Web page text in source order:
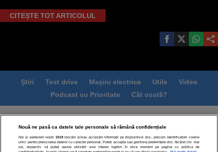
CITEȘTE TOT ARTICOLUL
Știri Test drive Mașini electrice Utile
Video
Podcast cu Prioritate
Cât costă?
Termeni si conditii
Politica de confidentialitate
Politica de cookies
Echipa editorială
Modifică Setările
Nouă ne pasă ca datele tale personale să rămână confidențiale
Noi și partenerii noștri 1019stocăm și/sau accesăm informații pe dispozitivul dvs., precum identificatorii cookie
unici pentru prelucrarea datelor cu caracter personal. Puteți accepta sau gestiona preferințele dvs. făcând clic mai
jos, respectiv vă puteți opune utilizării unui interes legitim în orice moment pe pagina cu politica de